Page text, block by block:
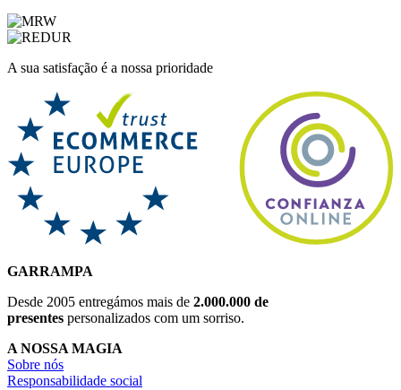
A sua satisfação é a nossa prioridade
GARRAMPA
Desde 2005 entregámos mais de 2.000.000 de
presentes personalizados com um sorriso.
A NOSSA MAGIA
Sobre nós
Responsabilidade social